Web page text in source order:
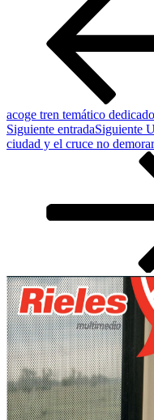
acoge tren temático
Siguiente entradaSiguiente
ciudad y el cruce no